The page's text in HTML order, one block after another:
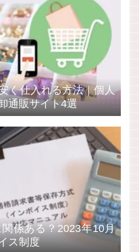
く仕入れる方法｜個人
通販サイト4選
係ある？2023年10月
ス制度